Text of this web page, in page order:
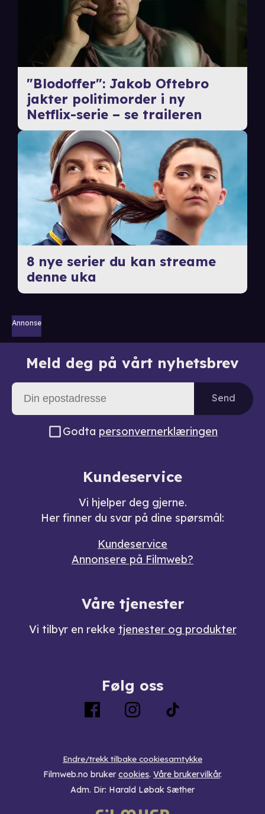
"Blodoffer": Jakob Oftebro
jakter politimorder i ny
Netflix-serie – se traileren
8 nye serier du kan streame
denne uka
Annonse
Meld deg på vårt nyhetsbrev
Send
Godta personvernerklæringen
Kundeservice
Vi hjelper deg gjerne.
Her finner du svar på dine spørsmål:
Kundeservice
Annonsere på Filmweb?
Våre tjenester
Vi tilbyr en rekke tjenester og produkter
Følg oss
Endre/trekk tilbake cookiesamtykke
Filmweb.no bruker cookies. Våre brukervilkår.
Adm. Dir: Harald Løbak Sæther